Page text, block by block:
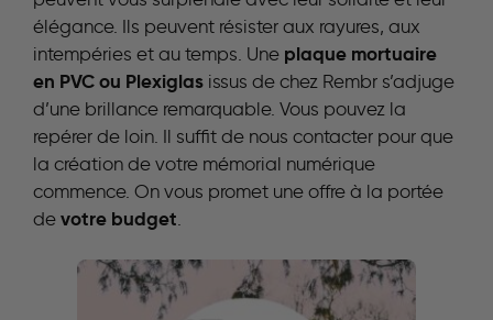
élégance. Ils peuvent résister aux rayures, aux
intempéries et au temps. Une plaque mortuaire
en PVC ou Plexiglas issus de chez Rembr s’adjuge
d’une brillance remarquable. Vous pouvez la
repérer de loin. Il suffit de nous contacter pour que
la création de votre mémorial numérique
commence. On vous promet une offre à la portée
de votre budget